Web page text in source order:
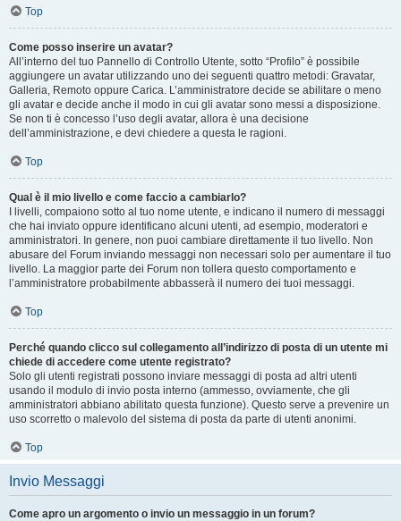
Top
Come posso inserire un avatar?
All’interno del tuo Pannello di Controllo Utente, sotto “Profilo” è possibile
aggiungere un avatar utilizzando uno dei seguenti quattro metodi: Gravatar,
Galleria, Remoto oppure Carica. L’amministratore decide se abilitare o meno
gli avatar e decide anche il modo in cui gli avatar sono messi a disposizione.
Se non ti è concesso l’uso degli avatar, allora è una decisione
dell’amministrazione, e devi chiedere a questa le ragioni.
Top
Qual è il mio livello e come faccio a cambiarlo?
I livelli, compaiono sotto al tuo nome utente, e indicano il numero di messaggi
che hai inviato oppure identificano alcuni utenti, ad esempio, moderatori e
amministratori. In genere, non puoi cambiare direttamente il tuo livello. Non
abusare del Forum inviando messaggi non necessari solo per aumentare il tuo
livello. La maggior parte dei Forum non tollera questo comportamento e
l’amministratore probabilmente abbasserà il numero dei tuoi messaggi.
Top
Perché quando clicco sul collegamento all’indirizzo di posta di un utente mi
chiede di accedere come utente registrato?
Solo gli utenti registrati possono inviare messaggi di posta ad altri utenti
usando il modulo di invio posta interno (ammesso, ovviamente, che gli
amministratori abbiano abilitato questa funzione). Questo serve a prevenire un
uso scorretto o malevolo del sistema di posta da parte di utenti anonimi.
Top
Invio Messaggi
Come apro un argomento o invio un messaggio in un forum?